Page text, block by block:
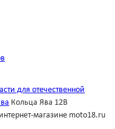
для отечественной
Кольца Ява 12В
магазине moto18.ru